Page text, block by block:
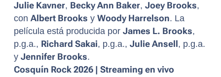
Julie Kavner, Becky Ann Baker, Joey Brooks,
con Albert Brooks y Woody Harrelson. La
película está producida por James L. Brooks,
p.g.a., Richard Sakai, p.g.a., Julie Ansell , p.g.a.
y Jennifer Brooks.
Cosquín Rock 2026 | Streaming en vivo